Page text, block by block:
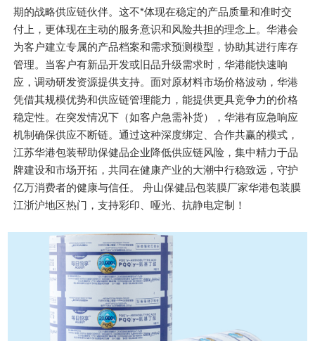
期的战略供应链伙伴。这不*体现在稳定的产品质量和准时交
付上，更体现在主动的服务意识和风险共担的理念上。华港会
为客户建立专属的产品档案和需求预测模型，协助其进行库存
管理。当客户有新品开发或旧品升级需求时，华港能快速响
应，调动研发资源提供支持。面对原材料市场价格波动，华港
凭借其规模优势和供应链管理能力，能提供更具竞争力的价格
稳定性。在突发情况下（如客户急需补货），华港有应急响应
机制确保供应不断链。通过这种深度绑定、合作共赢的模式，
江苏华港包装帮助保健品企业降低供应链风险，集中精力于品
牌建设和市场开拓，共同在健康产业的大潮中行稳致远，守护
亿万消费者的健康与信任。 舟山保健品包装膜厂家华港包装膜
江浙沪地区热门，支持彩印、哑光、抗静电定制！